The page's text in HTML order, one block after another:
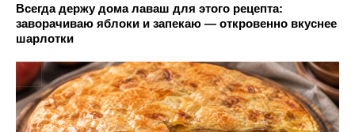
Всегда держу дома лаваш для этого рецепта:
заворачиваю яблоки и запекаю — откровенно вкуснее
шарлотки